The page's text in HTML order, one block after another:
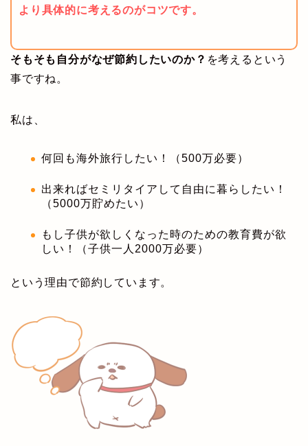
より具体的に考えるのがコツです。
そもそも自分がなぜ節約したいのか？ を考えるという
事ですね。
私は、
何回も海外旅行したい！（500万必要）
出来ればセミリタイアして自由に暮らしたい！
（5000万貯めたい）
もし子供が欲しくなった時のための教育費が欲
しい！（子供一人2000万必要）
という理由で節約しています。